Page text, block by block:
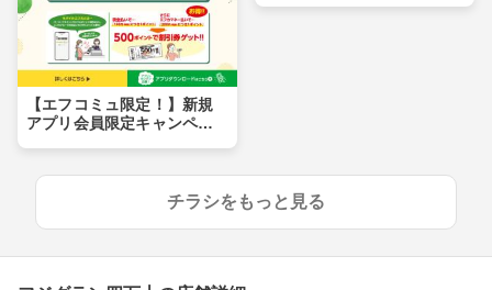
【エフコミュ限定！】新規
アプリ会員限定キャンペー
チラシをもっと見る